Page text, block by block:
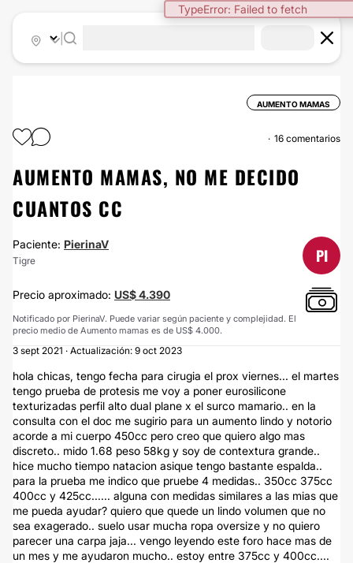
TypeError: Failed to fetch
AUMENTO MAMAS
16 comentarios
AUMENTO MAMAS, NO ME DECIDO
CUANTOS CC
Paciente: PierinaV
Tigre PI
Precio aproximado: US$ 4.390
Notificado por PierinaV. Puede variar según paciente y complejidad. El
precio medio de Aumento mamas es de US$ 4.000.
3 sept 2021 · Actualización: 9 oct 2023
hola chicas, tengo fecha para cirugia el prox viernes... el martes
tengo prueba de protesis me voy a poner eurosilicone
texturizadas perfil alto dual plane x el surco mamario.. en la
consulta con el doc me sugirio para un aumento lindo y notorio
acorde a mi cuerpo 450cc pero creo que quiero algo mas
discreto.. mido 1.68 peso 58kg y soy de contextura grande..
hice mucho tiempo natacion asique tengo bastante espalda..
para la prueba me indico que pruebe 4 medidas.. 350cc 375cc
400cc y 425cc...... alguna con medidas similares a las mias que
me pueda ayudar? quiero que quede un lindo volumen que no
sea exagerado.. suelo usar mucha ropa oversize y no quiero
parecer una carpa jaja... vengo leyendo este foro hace mas de
un mes y me ayudaron mucho.. estoy entre 375cc y 400cc....